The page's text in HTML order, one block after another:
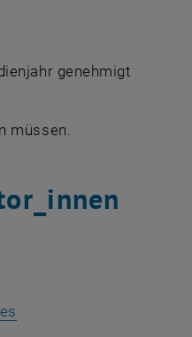
genehmigt
müssen.